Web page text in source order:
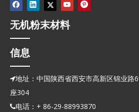
无机粉末材料
信息
地址：中国陕西省西安市高新区锦业路
座304
电话：+ 86-29-88993870